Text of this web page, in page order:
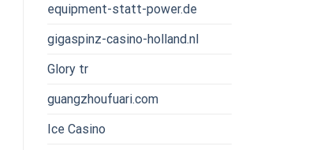
equipment-statt-power.de
gigaspinz-casino-holland.nl
Glory tr
guangzhoufuari.com
Ice Casino